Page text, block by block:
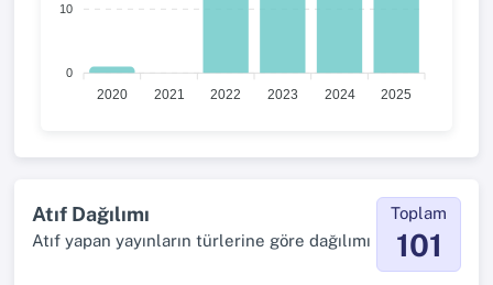
10
0
2020 2021 2022 2023 2024 2025
Atıf Dağılımı
Atıf yapan yayınların türlerine göre dağılımı
Toplam
101